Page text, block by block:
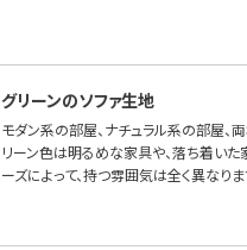
グリーンのソファ生地
モダン系の部屋、ナチュラル系の部屋、
リーン色は明るめな家具や、落ち着いた
ーズによって、持つ雰囲気は全く異なり